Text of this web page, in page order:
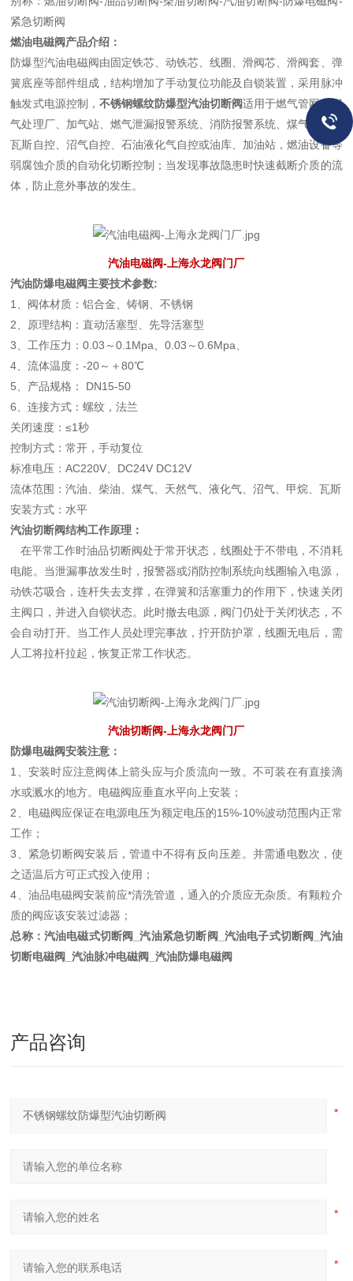
紧急切断阀
燃油电磁阀产品介绍：
防爆型汽油电磁阀由固定铁芯、动铁芯、线圈、滑阀芯、滑阀套、弹
簧底座等部件组成，结构增加了手动复位功能及自锁装置，采用脉冲
触发式电源控制， 不锈钢螺纹防爆型汽油切断阀适用于燃气管网、燃
气处理厂、加气站、燃气泄漏报警系统、消防报警系统、煤气自控、
瓦斯自控、沼气自控、石油液化气自控或油库、加油站，燃油设备等
弱腐蚀介质的自动化切断控制；当发现事故隐患时快速截断介质的流
体，防止意外事故的发生。
汽油电磁阀-上海永龙阀门厂
汽油防爆电磁阀主要技术参数:
1、阀体材质：铝合金、铸钢、不锈钢
2、原理结构：直动活塞型、先导活塞型
3、工作压力：0.03～0.1Mpa、0.03～0.6Mpa、
4、流体温度：-20～＋80℃
5、产品规格： DN15-50
6、连接方式：螺纹，法兰
关闭速度：≤1秒
控制方式：常开，手动复位
标准电压：AC220V、DC24V DC12V
流体范围：汽油、柴油、煤气、天然气、液化气、沼气、甲烷、瓦斯
安装方式：水平
汽油切断阀结构工作原理：
在平常工作时油品切断阀处于常开状态，线圈处于不带电，不消耗
电能。当泄漏事故发生时，报警器或消防控制系统向线圈输入电源，
动铁芯吸合，连杆失去支撑，在弹簧和活塞重力的作用下，快速关闭
主阀口，并进入自锁状态。此时撤去电源，阀门仍处于关闭状态，不
会自动打开。当工作人员处理完事故，拧开防护罩，线圈无电后，需
人工将拉杆拉起，恢复正常工作状态。
汽油切断阀-上海永龙阀门厂
防爆电磁阀安装注意：
1、安装时应注意阀体上箭头应与介质流向一致。不可装在有直接滴
水或溅水的地方。电磁阀应垂直水平向上安装；
2、电磁阀应保证在电源电压为额定电压的15%-10%波动范围内正常
工作；
3、紧急切断阀安装后，管道中不得有反向压差。并需通电数次，使
之适温后方可正式投入使用；
4、油品电磁阀安装前应*清洗管道，通入的介质应无杂质。有颗粒介
质的阀应该安装过滤器；
总称：汽油电磁式切断阀_汽油紧急切断阀_汽油电子式切断阀_汽油
切断电磁阀_汽油脉冲电磁阀_汽油防爆电磁阀
产品咨询